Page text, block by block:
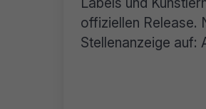
offiziellen Release.
Stellenanzeige auf: